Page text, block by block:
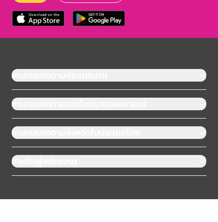
หางานแยกตามประเภทงาน
หางานแยกตามเขตในกรุงเทพมหานคร
หางานแยกตามจังหวัดในประเทศไทย
สำหรับผู้สมัครงาน